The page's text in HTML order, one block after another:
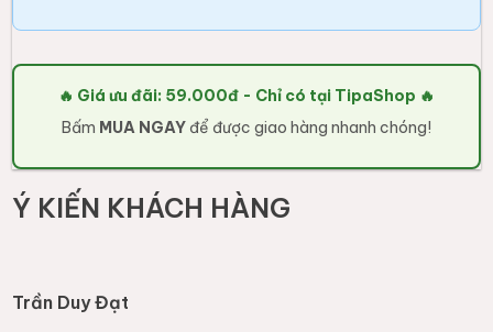
🔥 Giá ưu đãi: 59.000đ - Chỉ có tại TipaShop 🔥
Bấm MUA NGAY để được giao hàng nhanh chóng!
Ý KIẾN KHÁCH HÀNG
Trần Duy Đạt